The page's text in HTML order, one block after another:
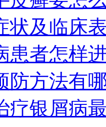
状及临床
患者怎样
防方法有
疗银屑病